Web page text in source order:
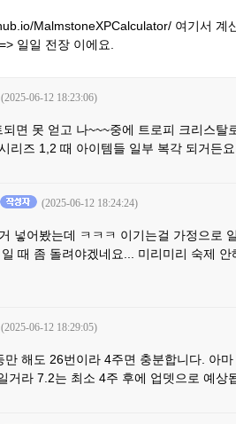
MalmstoneXPCalculator/ 여기서 계
일일 전장 이에요.
(2025-06-12 18:23:06)
면 못 얻고 나~~~중에 트로피 크리스탈
리즈 1,2 때 아이템들 일부 복각 되거든요.
(2025-06-12 18:24:24)
넣어봤는데 ㅋㅋㅋ 이기는걸 가정으로
때 좀 돌려야겠네요... 미리미리 숙제
(2025-06-12 18:29:05)
만 해도 26번이라 4주면 충분합니다. 아
거라 7.2는 최소 4주 후에 업뎃으로 예상